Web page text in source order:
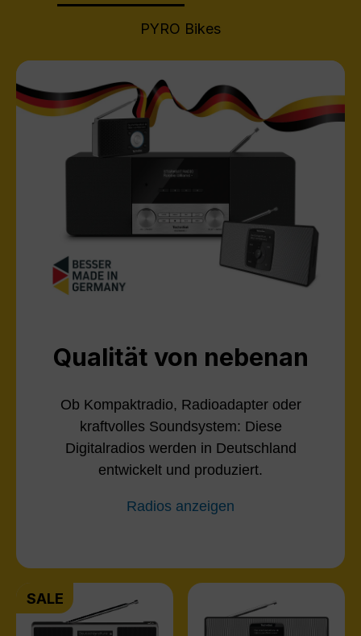
PYRO Bikes
Qualität von nebenan
Ob Kompaktradio, Radioadapter oder
kraftvolles Soundsystem: Diese
Digitalradios werden in Deutschland
entwickelt und produziert.
Radios anzeigen
SALE